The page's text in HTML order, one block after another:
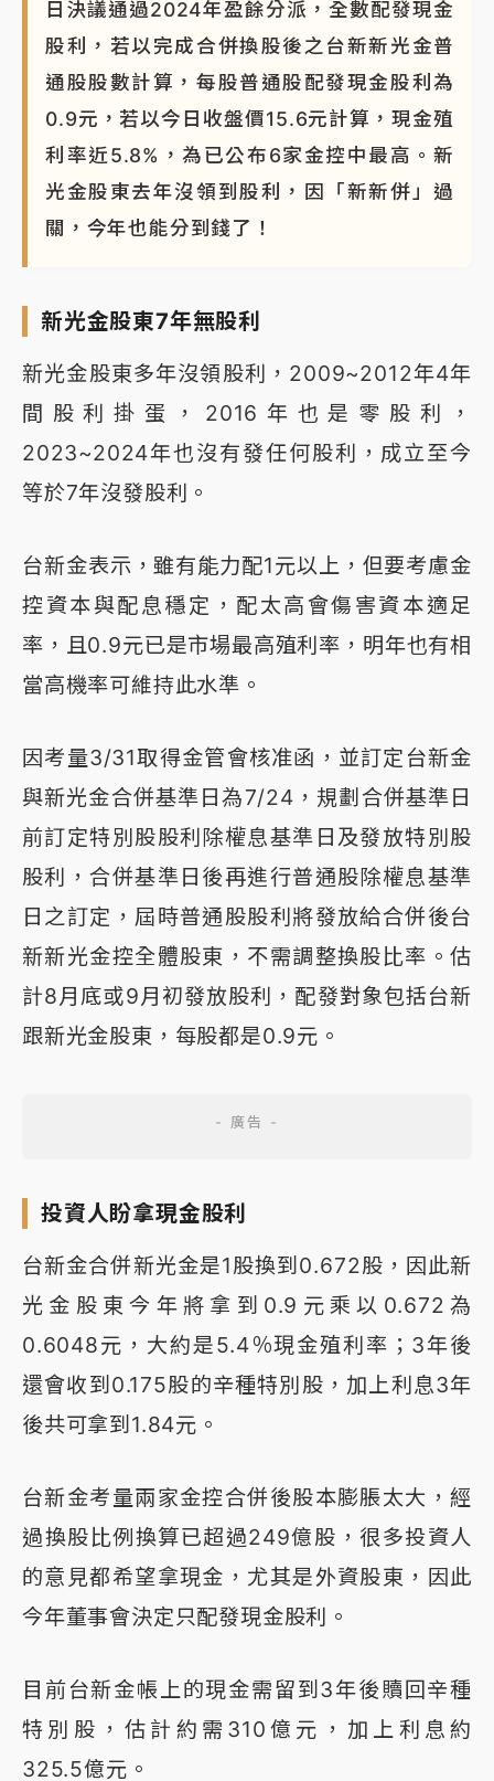
日決議通過2024年盈餘分派，全數配發現金
股利，若以完成合併換股後之台新新光金普
通股股數計算，每股普通股配發現金股利為
0.9元，若以今日收盤價15.6元計算，現金殖
利率近5.8%，為已公布6家金控中最高。新
光金股東去年沒領到股利，因「新新併」過
關，今年也能分到錢了！
新光金股東7年無股利
新光金股東多年沒領股利，2009~2012年4年
間股利掛蛋，2016年也是零股利，
2023~2024年也沒有發任何股利，成立至今
等於7年沒發股利。
台新金表示，雖有能力配1元以上，但要考慮金
控資本與配息穩定，配太高會傷害資本適足
率，且0.9元已是市場最高殖利率，明年也有相
當高機率可維持此水準。
因考量3/31取得金管會核准函，並訂定台新金
與新光金合併基準日為7/24，規劃合併基準日
前訂定特別股股利除權息基準日及發放特別股
股利，合併基準日後再進行普通股除權息基準
日之訂定，屆時普通股股利將發放給合併後台
新新光金控全體股東，不需調整換股比率。估
計8月底或9月初發放股利，配發對象包括台新
跟新光金股東，每股都是0.9元。
投資人盼拿現金股利
台新金合併新光金是1股換到0.672股，因此新
光金股東今年將拿到0.9元乘以0.672為
0.6048元，大約是5.4％現金殖利率；3年後
還會收到0.175股的辛種特別股，加上利息3年
後共可拿到1.84元。
台新金考量兩家金控合併後股本膨脹太大，經
過換股比例換算已超過249億股，很多投資人
的意見都希望拿現金，尤其是外資股東，因此
今年董事會決定只配發現金股利。
目前台新金帳上的現金需留到3年後贖回辛種
特別股，估計約需310億元，加上利息約
325.5億元。